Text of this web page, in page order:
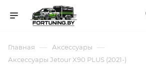
Главная — Аксессуары —
Аксессуары Jetour X90 PLUS (2021-)